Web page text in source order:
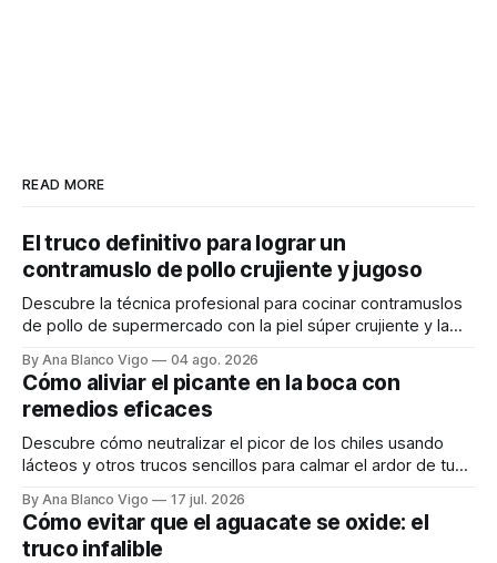
READ MORE
El truco definitivo para lograr un
contramuslo de pollo crujiente y jugoso
Descubre la técnica profesional para cocinar contramuslos
de pollo de supermercado con la piel súper crujiente y la
By Ana Blanco Vigo 04 ago. 2026
Cómo aliviar el picante en la boca con
remedios eficaces
Descubre cómo neutralizar el picor de los chiles usando
lácteos y otros trucos sencillos para calmar el ardor de tu
By Ana Blanco Vigo 17 jul. 2026
Cómo evitar que el aguacate se oxide: el
truco infalible